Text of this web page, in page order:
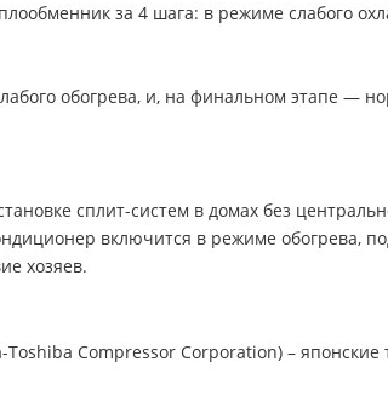
за 4 шага: в режиме слабого
обогрева, и, на финальном этапе —
сплит-систем в домах без
включится в режиме обогрева,
хозяев.
Compressor Corporation) –